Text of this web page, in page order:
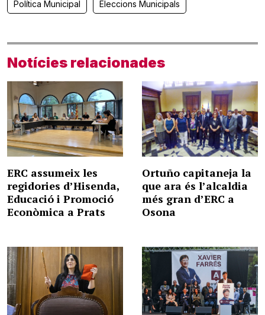
Política Municipal Eleccions Municipals
Notícies relacionades
ERC assumeix les
regidories d’Hisenda,
Educació i Promoció
Econòmica a Prats
Ortuño capitaneja la
que ara és l’alcaldia
més gran d’ERC a
Osona